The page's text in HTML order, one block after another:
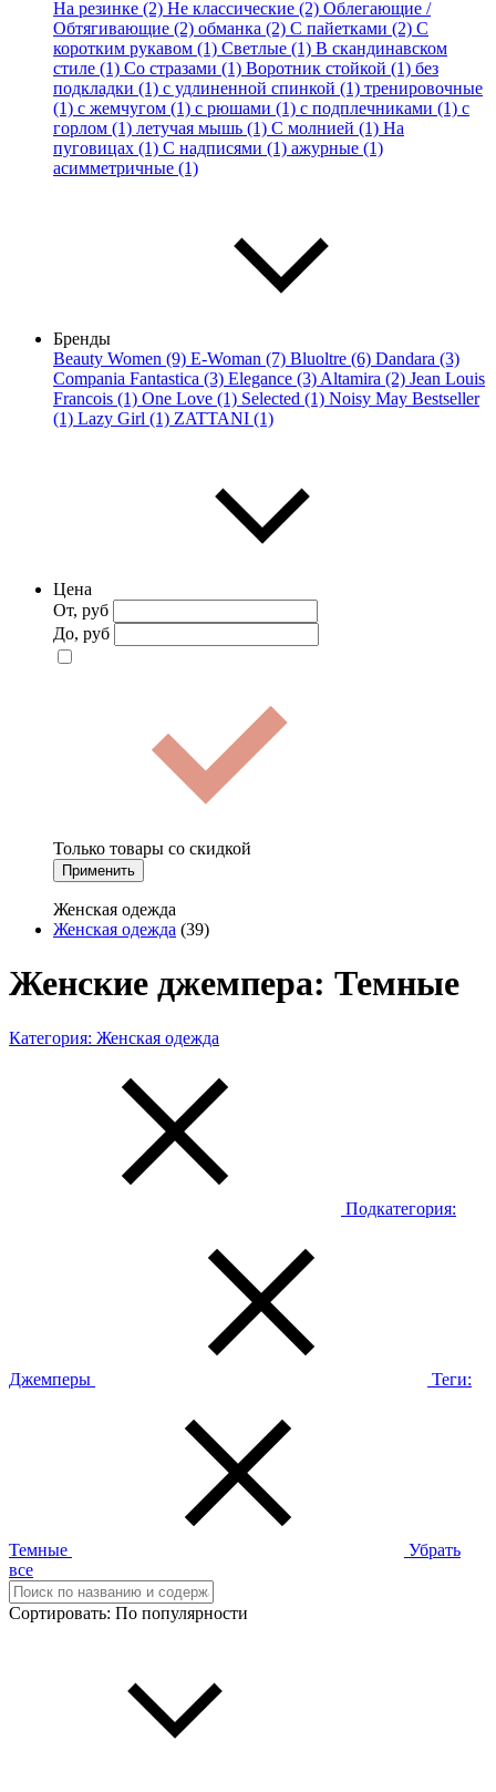
На резинке (2) Не классические (2) Облегающие /
Обтягивающие (2) обманка (2) С пайетками (2) С
коротким рукавом (1) Светлые (1) В скандинавском
стиле (1) Со стразами (1) Воротник стойкой (1) без
подкладки (1) с удлиненной спинкой (1) тренировочные
(1) с жемчугом (1) с рюшами (1) с подплечниками (1) с
горлом (1) летучая мышь (1) С молнией (1) На
пуговицах (1) С надписями (1) ажурные (1)
асимметричные (1)
Бренды
Beauty Women (9) E-Woman (7) Bluoltre (6) Dandara (3)
Compania Fantastica (3) Elegance (3) Altamira (2) Jean Louis
Francois (1) One Love (1) Selected (1) Noisy May Bestseller
(1) Lazy Girl (1) ZATTANI (1)
Цена
От, руб
До, руб
Только товары со скидкой
Применить
Женская одежда
Женская одежда (39)
Женские джемпера: Темные
Категория: Женская одежда
Подкатегория:
Джемперы Теги:
Темные
Убрать
все
Сортировать: По популярности